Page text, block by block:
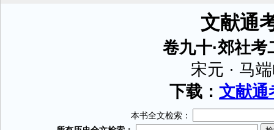
文献通
卷九十·郊社考
宋元 · 马
下载： 文献
本书全文检索：